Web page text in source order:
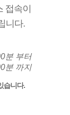
접속이
니다.
분 부터
분 까지
습니다.